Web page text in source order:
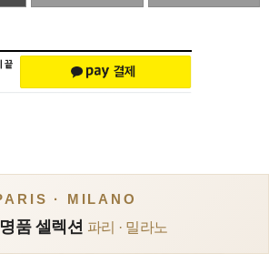
· MILANO
품 셀렉션 파리 · 밀라노